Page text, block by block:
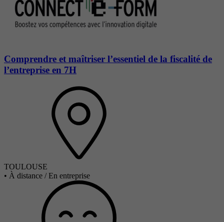
Comprendre et maîtriser l’essentiel de la fiscalité de
l’entreprise en 7H
TOULOUSE
• À distance / En entreprise